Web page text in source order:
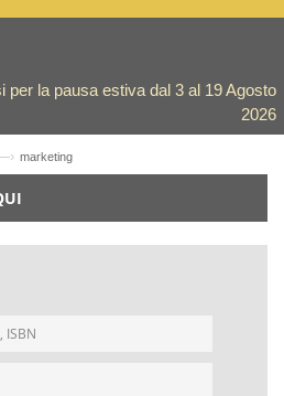
per la pausa estiva dal 3 al 19 Agosto
2026
marketing